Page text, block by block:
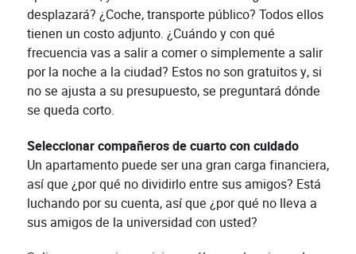
desplazará? ¿Coche, transporte público? Todos ellos
tienen un costo adjunto. ¿Cuándo y con qué
frecuencia vas a salir a comer o simplemente a salir
por la noche a la ciudad? Estos no son gratuitos y, si
no se ajusta a su presupuesto, se preguntará dónde
se queda corto.
Seleccionar compañeros de cuarto con cuidado
Un apartamento puede ser una gran carga financiera,
así que ¿por qué no dividirlo entre sus amigos? Está
luchando por su cuenta, así que ¿por qué no lleva a
sus amigos de la universidad con usted?